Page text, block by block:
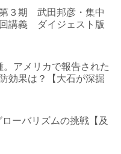
第３期 武田邦彦・集中
講義 ダイジェスト版
アメリカで報告された
効果は？【大石が深掘
ローバリズムの挑戦【及